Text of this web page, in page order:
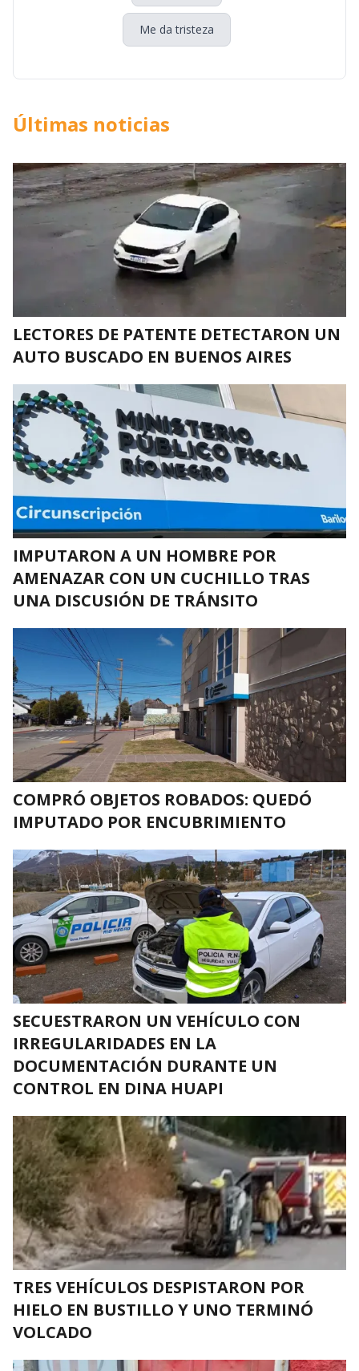
Me da tristeza
Últimas noticias
LECTORES DE PATENTE DETECTARON UN
AUTO BUSCADO EN BUENOS AIRES
IMPUTARON A UN HOMBRE POR
AMENAZAR CON UN CUCHILLO TRAS
UNA DISCUSIÓN DE TRÁNSITO
COMPRÓ OBJETOS ROBADOS: QUEDÓ
IMPUTADO POR ENCUBRIMIENTO
SECUESTRARON UN VEHÍCULO CON
IRREGULARIDADES EN LA
DOCUMENTACIÓN DURANTE UN
CONTROL EN DINA HUAPI
TRES VEHÍCULOS DESPISTARON POR
HIELO EN BUSTILLO Y UNO TERMINÓ
VOLCADO